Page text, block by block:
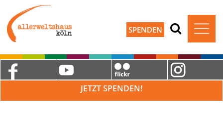
SPENDEN
JETZT SPENDEN!